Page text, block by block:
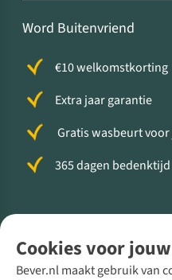
Cookies voor
Bever.nl maakt gebruik van
Word Buitenvriend
€10 welkomstkorting
Extra jaar garantie
Gratis wasbeurt
365 dagen bedenktijd